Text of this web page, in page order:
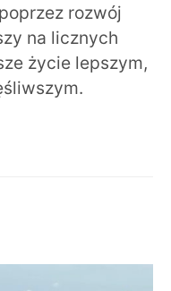
rozwój
na licznych
życie lepszym,